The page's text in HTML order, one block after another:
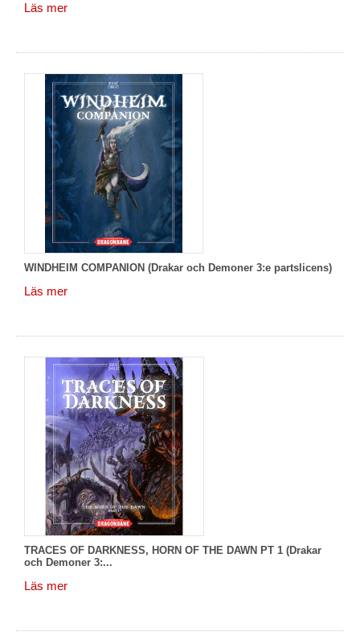
Läs mer
WINDHEIM COMPANION (Drakar och Demoner 3:e partslicens)
Läs mer
TRACES OF DARKNESS, HORN OF THE DAWN PT 1 (Drakar
och Demoner 3:...
Läs mer